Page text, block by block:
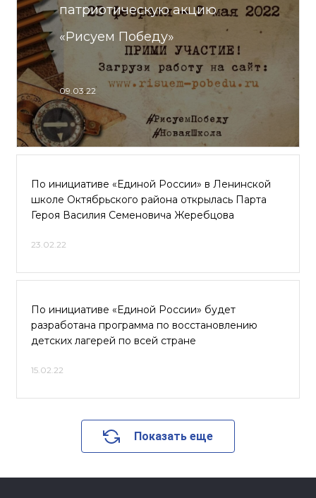
патриотическую акцию
«Рисуем Победу»
09.03.22
По инициативе «Единой России» в Ленинской
школе Октябрьского района открылась Парта
Героя Василия Семеновича Жеребцова
23.02.22
По инициативе «Единой России» будет
разработана программа по восстановлению
детских лагерей по всей стране
15.02.22
Показать еще